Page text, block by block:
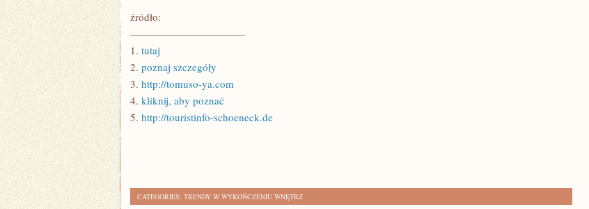
źródło:
———————————
1. tutaj
2. poznaj szczegóły
3. http://tomuso-ya.com
4. kliknij, aby poznać
5. http://touristinfo-schoeneck.de
CATEGORIES: TRENDY W WYKOŃCZENIU WNĘTRZ